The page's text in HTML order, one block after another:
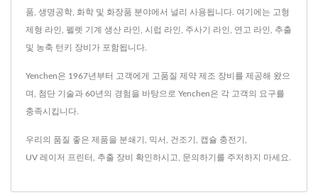
품, 생명공학, 화학 및 화장품 분야에서 널리 사용됩니다. 여기에는 고형
제형 라인, 펠렛 기계 생산 라인, 시럽 라인, 주사기 라인, 연고 라인, 추출
및 농축 턴키 장비가 포함됩니다.
Yenchen은 1967년부터 고객에게 고품질 제약 제조 장비를 제공해 왔으
며, 첨단 기술과 60년의 경험을 바탕으로 Yenchen은 각 고객의 요구를
충족시킵니다.
우리의 품질 좋은 제품을 분쇄기 믹서 건조기 캡슐 충전기
UV 레이저 프린터 추출 장비 확인하시고, 문의하기 를 주저하지 마세요.